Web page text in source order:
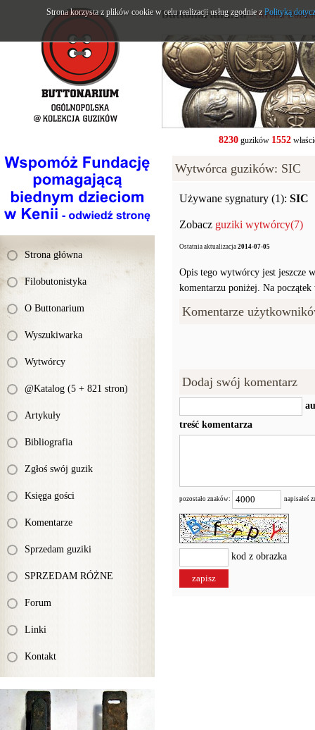
Strona główna
Filobutonistyka
O Buttonarium
Wyszukiwarka
Wytwórcy
@Katalog (5 + 821 stron)
Artykuły
Bibliografia
Zgłoś swój guzik
Księga gości
Komentarze
Sprzedam guziki
SPRZEDAM RÓŻNE
Forum
Linki
Kontakt
buttonarium.eu- Strona
8230guzików 1552
Wytwórca guzików: SIC
Używane sygnatury (1): SIC
Zobacz guziki wytwórcy(7)
Ostatnia aktualizacja 2014-07-05
Opis tego wytwórcy jest jeszcze
komentarzu poniżej. Na
Komentarze
Dodaj swój komentarz
treść komentarza
pozostało znaków: napisałeś
kod z obrazka
Strona korzysta z plików cookie w celu realizacji usług zgodnie zPolityką